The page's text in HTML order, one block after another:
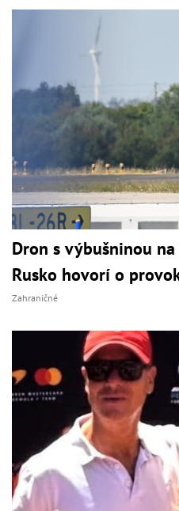
Dron s výbušninou
Rusko hovorí o
Zahraničné